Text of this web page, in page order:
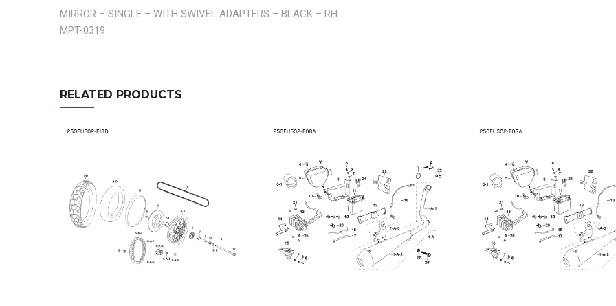
MIRROR – SINGLE – WITH SWIVEL ADAPTERS – BLACK – RH
MPT-0319
RELATED PRODUCTS